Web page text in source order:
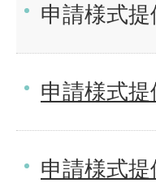
申請様式
申請様式
申請様式